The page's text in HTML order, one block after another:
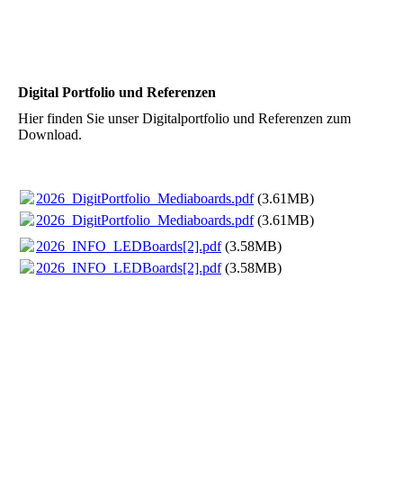
Digital Portfolio und Referenzen
Hier finden Sie unser Digitalportfolio und Referenzen zum
Download.
2026_DigitPortfolio_Mediaboards.pdf(3.61MB)
2026_DigitPortfolio_Mediaboards.pdf(3.61MB)
2026_INFO_LEDBoards[2].pdf(3.58MB)
2026_INFO_LEDBoards[2].pdf(3.58MB)